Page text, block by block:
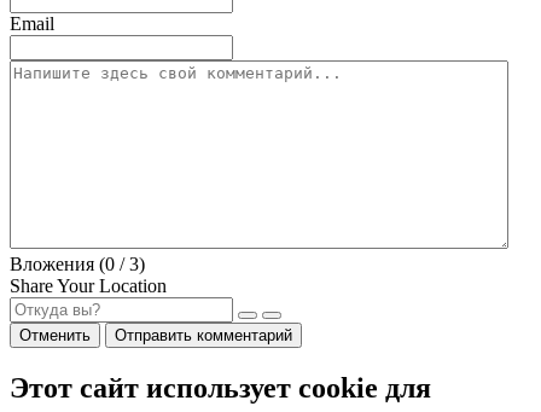
Email
Вложения (0 / 3)
Share Your Location
Отменить Отправить комментарий
Этот сайт использует cookie для